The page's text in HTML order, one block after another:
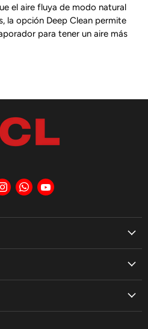
el aire fluya de modo natural
la opción Deep Clean permite
para tener un aire más
Encuéntrenos
en
Encuéntrenos
en
Encuéntrenos
en